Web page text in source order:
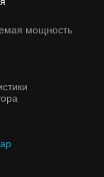
мощность